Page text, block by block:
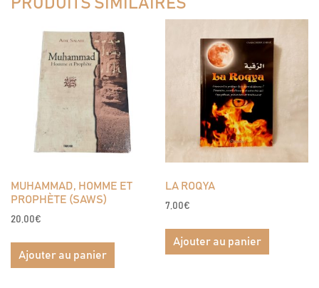
PRODUITS SIMILAIRES
MUHAMMAD, HOMME ET
PROPHÈTE (SAWS)
20,00€
Ajouter au panier
LA ROQYA
7,00€
Ajouter au panier